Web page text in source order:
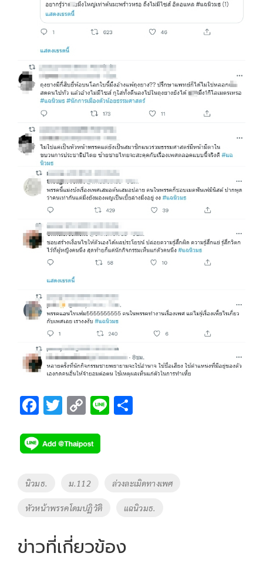
F
e
b
o
o
k
T
tt
er
C
p
y
Li
n
k
Li
Tags
นิวมธ. ม.112 ล่วงละเมิดทางเพศ
หัวหน้าพรรคโดมปฏิวัติ แฉนิวมธ.
ข่าวที่เกี่ยวข้อง